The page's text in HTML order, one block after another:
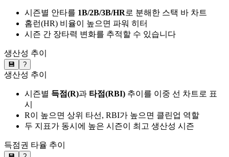
시즌별 안타를 1B/2B/3B/HR로 분해한 스택 바 차트
홈런(HR) 비율이 높으면 파워 히터
시즌 간 장타력 변화를 추적할 수 있습니다
생산성 추이
💾 ?
생산성 추이
시즌별 득점(R)과 타점(RBI) 추이를 이중 선 차트로 표
시
R이 높으면 상위 타선, RBI가 높으면 클린업 역할
두 지표가 동시에 높은 시즌이 최고 생산성 시즌
득점권 타율 추이